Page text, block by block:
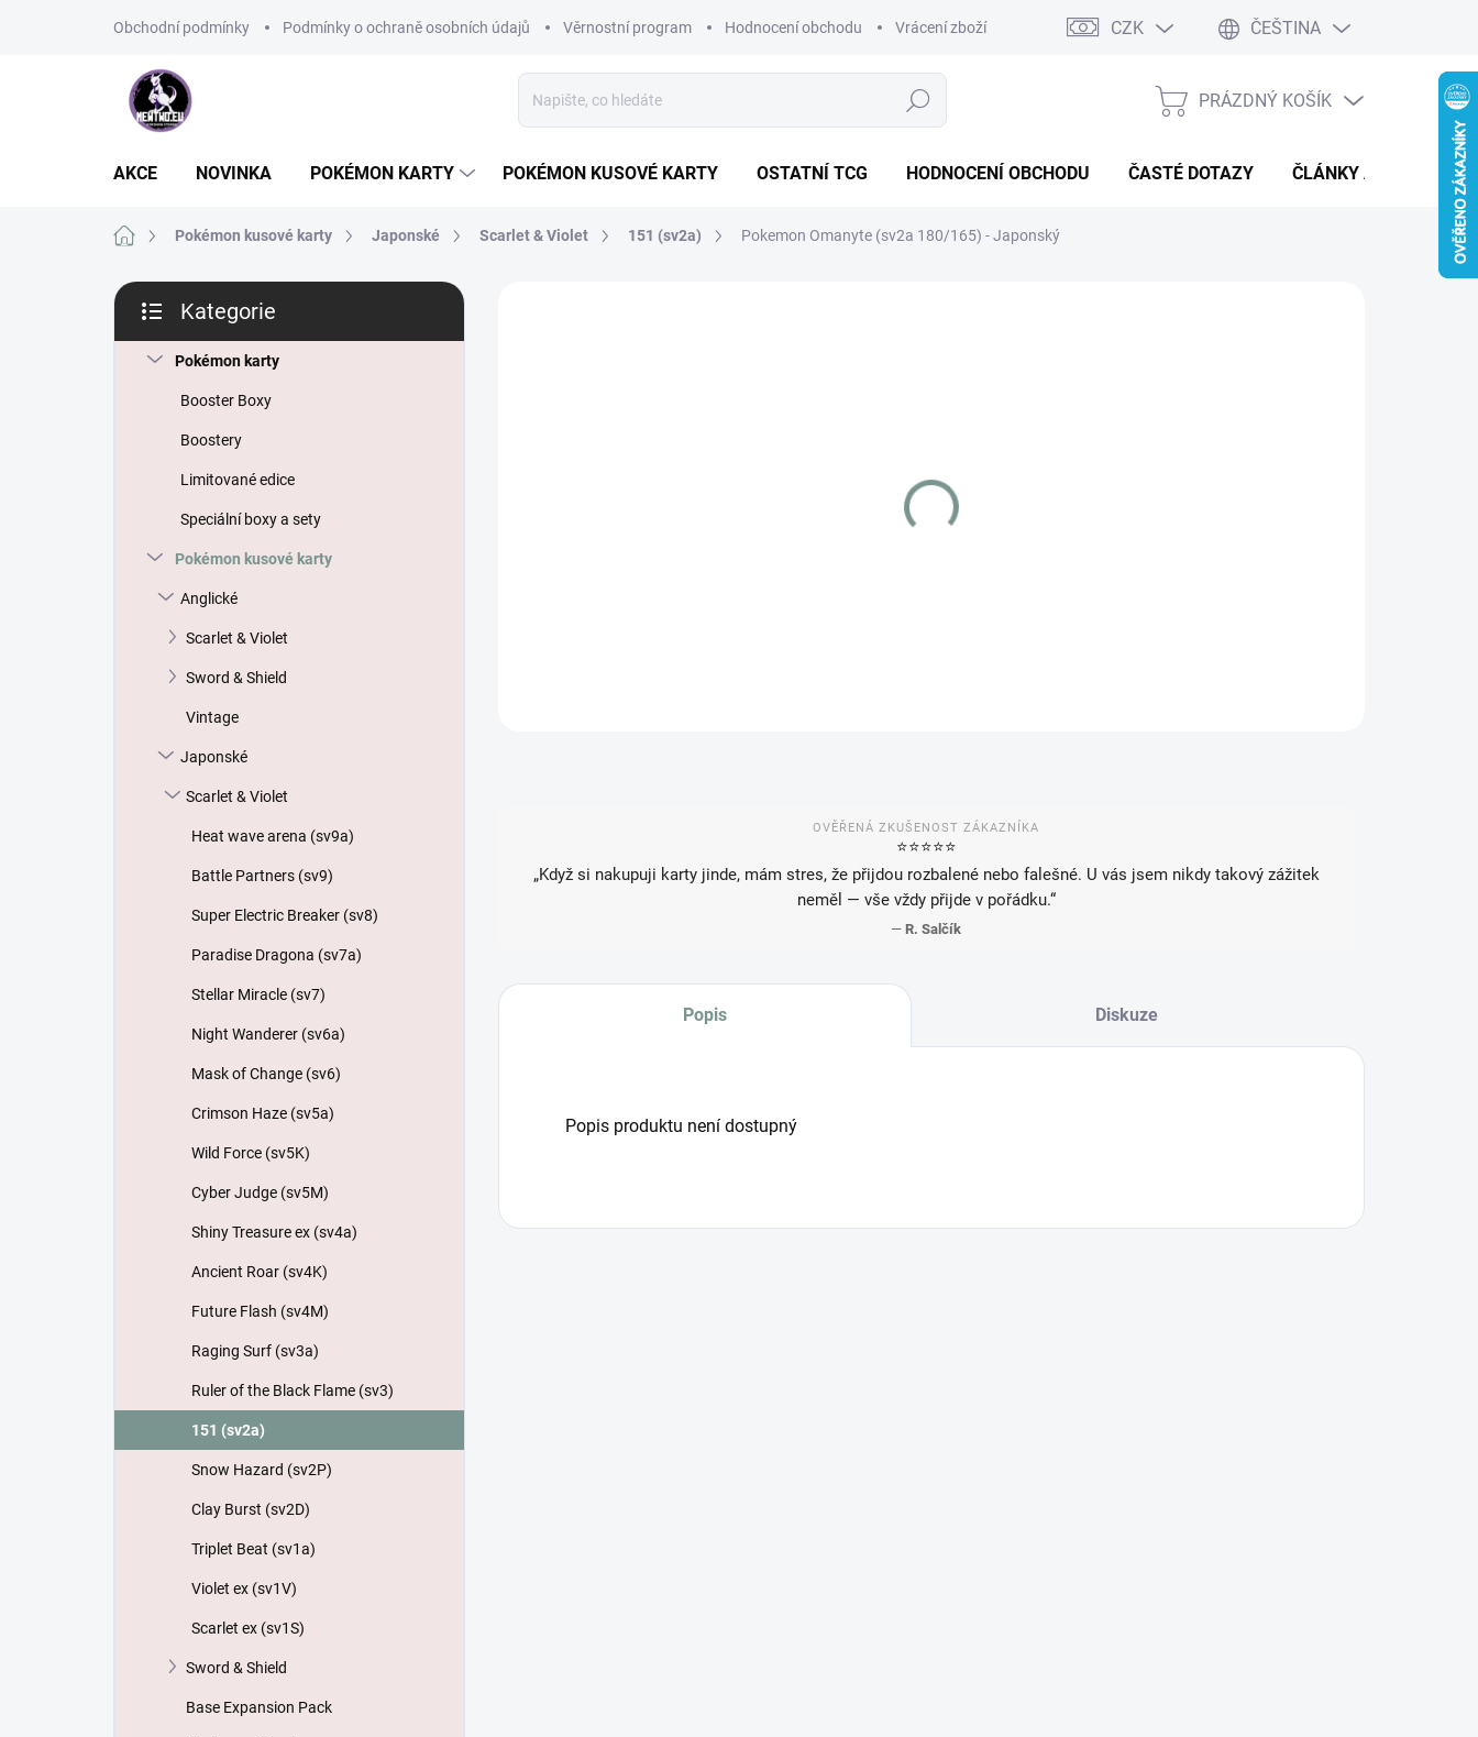
Obchodní podmínky Podmínky o ochraně osobních údajů Věrnostní program Hodnocení obchodu Vrácení zboží a reklamace Kontaktní formulář
CZK ČEŠTINA
Hledat
NÁKUPNÍ
PRÁZDNÝ KOŠÍK
AKCE NOVINKA POKÉMON KARTY POKÉMON KUSOVÉ KARTY OSTATNÍ TCG HODNOCENÍ OBCHODU ČASTÉ DOTAZY ČLÁNKY A NOVINKY
Domů Pokémon kusové karty Japonské Scarlet & Violet 151 (sv2a) Pokemon Omanyte (sv2a 180/165) - Japonský
P
s
kategorie
Kategorie
Pokémon karty
Booster Boxy
Boostery
Limitované edice
Speciální boxy a sety
Pokémon kusové karty
Anglické
Scarlet & Violet
Sword & Shield
Vintage
Japonské
Scarlet & Violet
Heat wave arena (sv9a)
Battle Partners (sv9)
Super Electric Breaker (sv8)
Paradise Dragona (sv7a)
Stellar Miracle (sv7)
Night Wanderer (sv6a)
Mask of Change (sv6)
Crimson Haze (sv5a)
Wild Force (sv5K)
Cyber Judge (sv5M)
Shiny Treasure ex (sv4a)
Ancient Roar (sv4K)
Future Flash (sv4M)
Raging Surf (sv3a)
Ruler of the Black Flame (sv3)
151 (sv2a)
Snow Hazard (sv2P)
Clay Burst (sv2D)
Triplet Beat (sv1a)
Violet ex (sv1V)
Scarlet ex (sv1S)
Sword & Shield
Base Expansion Pack
VARIANTA
OVĚŘENÁ ZKUŠENOST ZÁKAZNÍKA
⭐️⭐️⭐️⭐️⭐️
„Když si nakupuji karty jinde, mám stres, že přijdou rozbalené nebo falešné. U vás jsem nikdy takový zážitek
neměl — vše vždy přijde v pořádku.“
— R. Salčík
Popis Diskuze
Popis produktu není dostupný